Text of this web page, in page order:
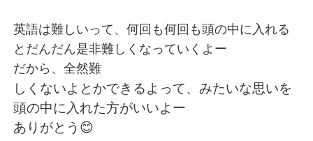
English
繁體中文 Español
英語は難しいって、何回も何回も頭の中に入れる
とだんだん是非難しくなっていくよー
だから、全然難
しくないよとかできるよって、みたいな思いを
頭の中に入れた方がいいよー
ありがとう😊